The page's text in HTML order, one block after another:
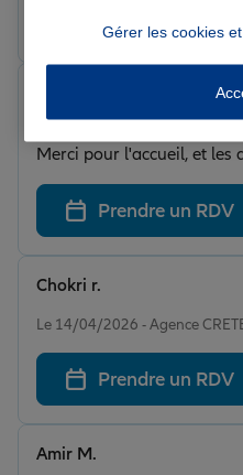
Merci pour l'accueil, et les
Prendre un RDV
Le 14/04/2026 - Agence
Chokri r.
Prendre un RDV
Amir M.
Gérer les cookies